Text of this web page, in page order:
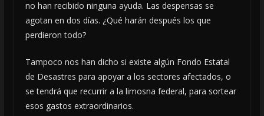
no han recibido ninguna ayuda. Las despensas se
agotan en dos días. ¿Qué harán después los que
perdieron todo?
Tampoco nos han dicho si existe algún Fondo Estatal
de Desastres para apoyar a los sectores afectados, o
se tendrá que recurrir a la limosna federal, para sortear
esos gastos extraordinarios.